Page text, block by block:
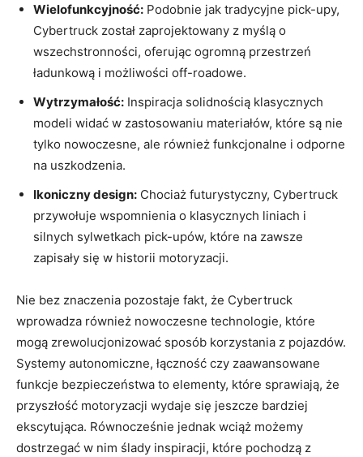
Wielofunkcyjność: Podobnie jak tradycyjne‍ pick-upy,
Cybertruck⁤ został zaprojektowany⁤ z ⁢myślą‌ o
wszechstronności, oferując ogromną przestrzeń
ładunkową i możliwości off-roadowe.
Wytrzymałość: Inspiracja⁣ solidnością klasycznych⁣
modeli widać w zastosowaniu materiałów, które są nie
tylko nowoczesne, ale również funkcjonalne i odporne
na uszkodzenia.
Ikoniczny design: Chociaż futurystyczny,​ Cybertruck
przywołuje ‌wspomnienia o klasycznych ⁣liniach​ i
silnych sylwetkach pick-upów,‌ które ‍na zawsze
zapisały ⁣się​ w historii motoryzacji.
Nie bez znaczenia pozostaje fakt, że Cybertruck
wprowadza również nowoczesne technologie, które
⁤mogą zrewolucjonizować sposób korzystania z pojazdów.
Systemy autonomiczne, łączność czy zaawansowane
funkcje bezpieczeństwa to elementy, które sprawiają, ⁣że
przyszłość motoryzacji wydaje‌ się jeszcze ⁣bardziej⁢
ekscytująca. Równocześnie jednak wciąż możemy
dostrzegać w nim ‌ślady inspiracji, które pochodzą z